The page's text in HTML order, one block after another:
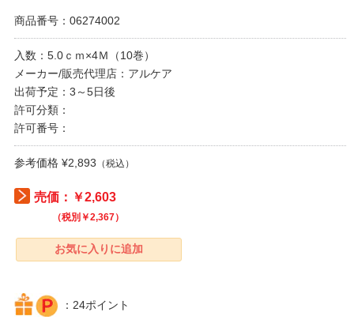
商品番号：06274002
入数：5.0ｃｍ×4Ｍ（10巻）
メーカー/販売代理店：アルケア
出荷予定：3～5日後
許可分類：
許可番号：
参考価格 ¥2,893 （税込）
売価：￥2,603
（税別￥2,367）
：24ポイント